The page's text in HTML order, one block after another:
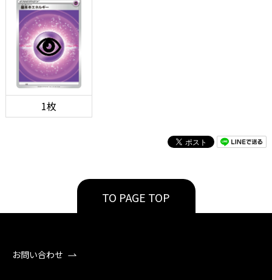
1枚
TO PAGE TOP
お問い合わせ